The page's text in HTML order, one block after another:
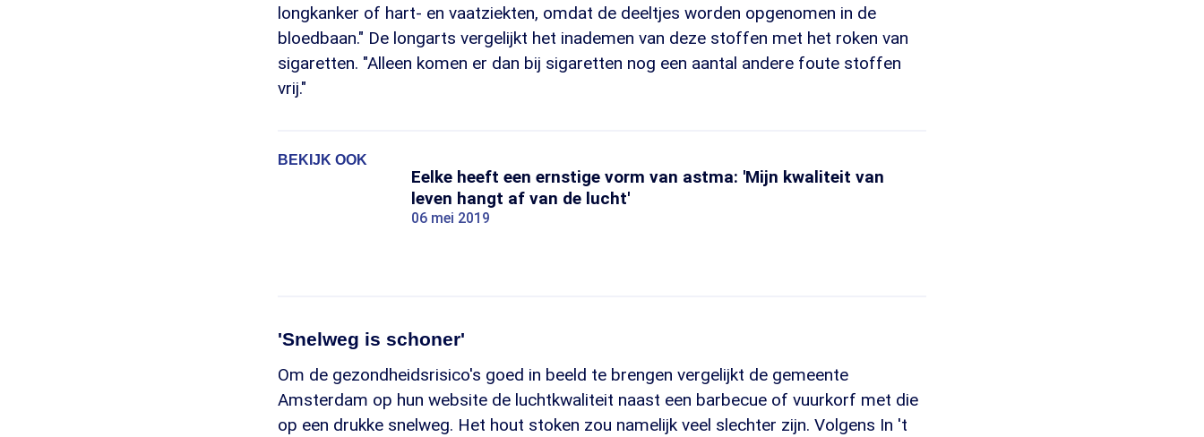
longkanker of hart- en vaatziekten, omdat de deeltjes worden opgenomen in de
bloedbaan." De longarts vergelijkt het inademen van deze stoffen met het roken van
sigaretten. "Alleen komen er dan bij sigaretten nog een aantal andere foute stoffen
vrij."
BEKIJK OOK
Eelke heeft een ernstige vorm van astma: 'Mijn kwaliteit van
leven hangt af van de lucht'
06 mei 2019
'Snelweg is schoner'
Om de gezondheidsrisico's goed in beeld te brengen vergelijkt de gemeente
Amsterdam op hun website de luchtkwaliteit naast een barbecue of vuurkorf met die
op een drukke snelweg. Het hout stoken zou namelijk veel slechter zijn. Volgens In 't